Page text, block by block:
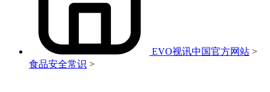
EVO视讯中国官方网站 >
食品安全常识 >